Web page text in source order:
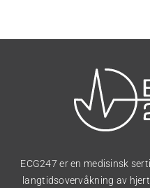
ECG247 er en medisinsk
langtidsovervåkning av